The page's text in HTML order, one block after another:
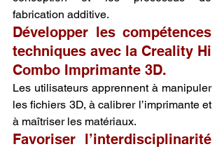
fabrication additive.
Développer les compétences
techniques avec la Creality Hi
Combo Imprimante 3D.
Les utilisateurs apprennent à manipuler
les fichiers 3D, à calibrer l’imprimante et
à maîtriser les matériaux.
Favoriser l’interdisciplinarité